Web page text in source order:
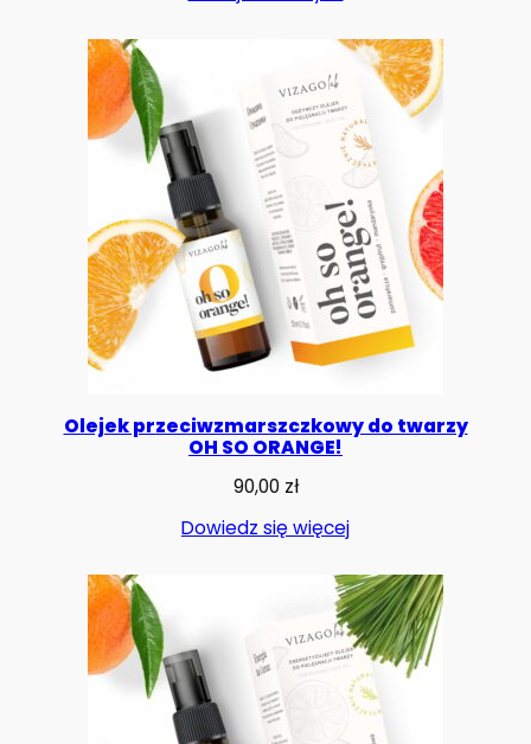
5.00na 5
klienta
Olejek przeciwzmarszczkowy do twarzy
OH SO ORANGE!
90,00 zł
Dowiedz się więcej